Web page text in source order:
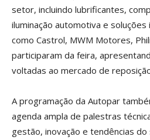
setor, incluindo lubrificantes,
iluminação automotiva e soluções
como Castrol, MWM Motores,
participaram da feira,
voltadas ao mercado de
A programação da Autopar
agenda ampla de palestras
gestão, inovação e tendências